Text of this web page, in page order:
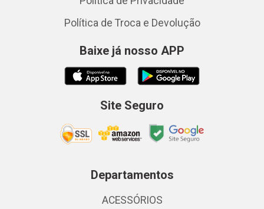
Política de Troca e Devolução
Baixe já nosso APP
Site Seguro
Departamentos
ACESSÓRIOS